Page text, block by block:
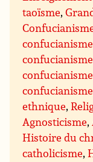
taoïsme,
confucianisme
confucianisme
confucianisme
confucianisme
ethnique,
Agnosticisme,
Histoire du
catholicisme,